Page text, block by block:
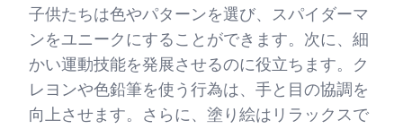
子供たちは色やパターンを選び、スパイダーマ
ンをユニークにすることができます。次に、細
かい運動技能を発展させるのに役立ちます。ク
レヨンや色鉛筆を使う行為は、手と目の協調を
向上させます。さらに、塗り絵はリラックスで